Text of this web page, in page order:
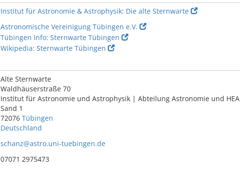
Institut für Astronomie & Astrophysik: Die alte Sternwarte
Astronomische Vereinigung Tübingen e.V.
Tübingen Info: Sternwarte Tübingen
Wikipedia: Sternwarte Tübingen
Alte Sternwarte
Waldhäuserstraße 70
Institut für Astronomie und Astrophysik | Abteilung Astronomie und HEA
Sand 1
72076 Tübingen
Deutschland
schanz@astro.uni-tuebingen.de
07071 2975473